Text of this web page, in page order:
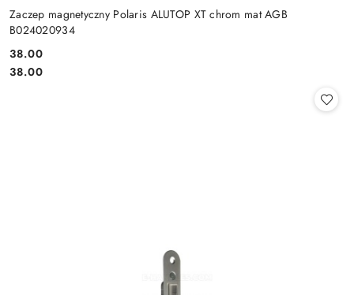
Zaczep magnetyczny Polaris ALUTOP XT chrom mat AGB
B024020934
Cena:
38.00
Cena:
38.00